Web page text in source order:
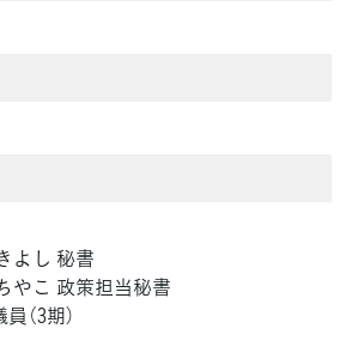
よし 秘書
やこ 政策担当秘書
（3期）